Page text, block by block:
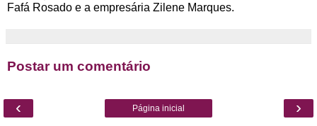
Fafá Rosado e a empresária Zilene Marques.
Postar um comentário
‹ ›
Página inicial